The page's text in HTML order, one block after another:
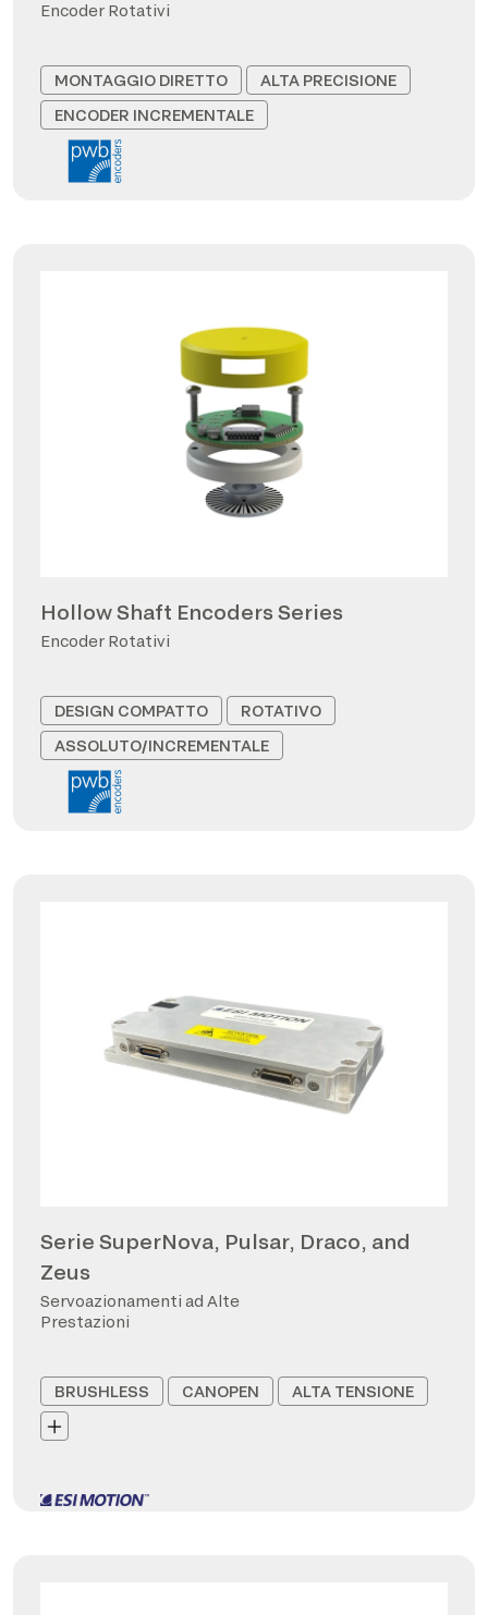
Encoder Rotativi
MONTAGGIO DIRETTO
ALTA PRECISIONE
ENCODER INCREMENTALE
Hollow Shaft Encoders Series
Encoder Rotativi
DESIGN COMPATTO
ROTATIVO
ASSOLUTO/INCREMENTALE
Serie SuperNova, Pulsar, Draco, and
Zeus
Servoazionamenti ad Alte
Prestazioni
BRUSHLESS CANOPEN ALTA TENSIONE